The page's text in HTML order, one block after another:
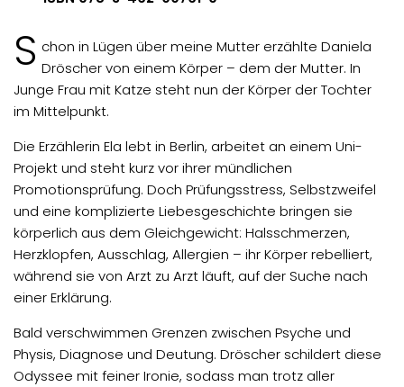
S chon in Lügen über meine Mutter erzählte Daniela
Dröscher von einem Körper – dem der Mutter. In
Junge Frau mit Katze steht nun der Körper der Tochter
im Mittelpunkt.
Die Erzählerin Ela lebt in Berlin, arbeitet an einem Uni-
Projekt und steht kurz vor ihrer mündlichen
Promotionsprüfung. Doch Prüfungsstress, Selbstzweifel
und eine komplizierte Liebesgeschichte bringen sie
körperlich aus dem Gleichgewicht: Halsschmerzen,
Herzklopfen, Ausschlag, Allergien – ihr Körper rebelliert,
während sie von Arzt zu Arzt läuft, auf der Suche nach
einer Erklärung.
Bald verschwimmen Grenzen zwischen Psyche und
Physis, Diagnose und Deutung. Dröscher schildert diese
Odyssee mit feiner Ironie, sodass man trotz aller